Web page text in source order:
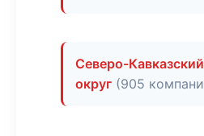
Северо-
округ (905